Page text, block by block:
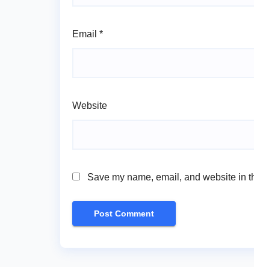
Email *
Website
Save my name, email, and website in